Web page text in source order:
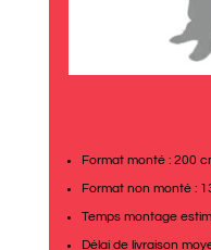
Format monté : 200
Format non monté :
Temps montage
Délai de livraison